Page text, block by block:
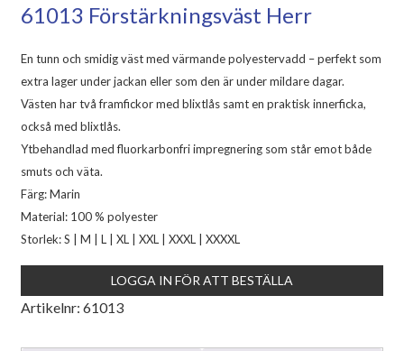
61013 Förstärkningsväst Herr
En tunn och smidig väst med värmande polyestervadd – perfekt som
extra lager under jackan eller som den är under mildare dagar.
Västen har två framfickor med blixtlås samt en praktisk innerficka,
också med blixtlås.
Ytbehandlad med fluorkarbonfri impregnering som står emot både
smuts och väta.
Färg: Marin
Material: 100 % polyester
Storlek: S | M | L | XL | XXL | XXXL | XXXXL
LOGGA IN FÖR ATT BESTÄLLA
Artikelnr: 61013